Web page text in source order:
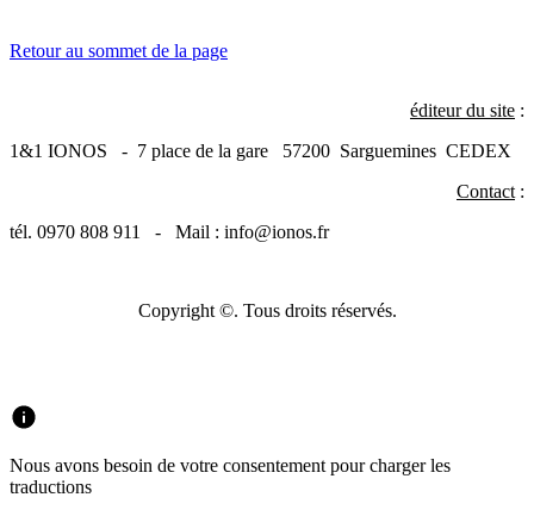
Retour au sommet de la page
éditeur du site :
1&1 IONOS - 7 place de la gare 57200 Sarguemines CEDEX
Contact:
tél. 0970 808 911 - Mail : info@ionos.fr
Copyright ©. Tous droits réservés.
Nous avons besoin de votre consentement pour charger les
traductions